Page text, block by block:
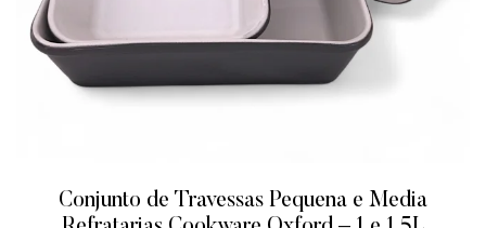
Conjunto de Travessas Pequena e Media